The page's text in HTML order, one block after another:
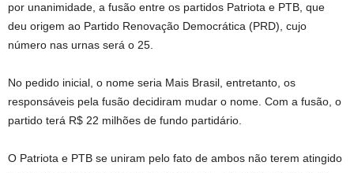
por unanimidade, a fusão entre os partidos Patriota e PTB, que
deu origem ao Partido Renovação Democrática (PRD), cujo
número nas urnas será o 25.
No pedido inicial, o nome seria Mais Brasil, entretanto, os
responsáveis pela fusão decidiram mudar o nome. Com a fusão, o
partido terá R$ 22 milhões de fundo partidário.
O Patriota e PTB se uniram pelo fato de ambos não terem atingido